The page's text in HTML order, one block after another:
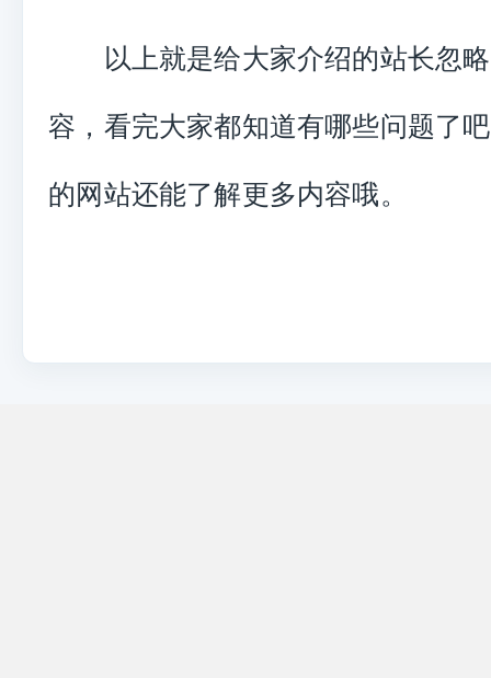
以上就是给大家介绍的站长忽略
容，看完大家都知道有哪些问题了
的网站还能了解更多内容哦。